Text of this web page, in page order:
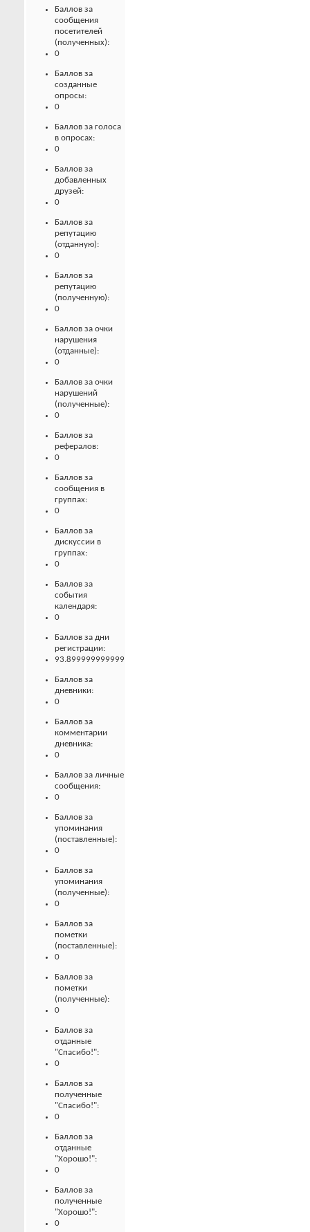
Баллов за
сообщения
посетителей
(полученных):
0
Баллов за
созданные
опросы:
0
Баллов за голоса
в опросах:
0
Баллов за
добавленных
друзей:
0
Баллов за
репутацию
(отданную):
0
Баллов за
репутацию
(полученную):
0
Баллов за очки
нарушения
(отданные):
0
Баллов за очки
нарушений
(полученные):
0
Баллов за
рефералов:
0
Баллов за
сообщения в
группах:
0
Баллов за
дискуссии в
группах:
0
Баллов за
события
календаря:
0
Баллов за дни
регистрации:
93.899999999999
Баллов за
дневники:
0
Баллов за
комментарии
дневника:
0
Баллов за личные
сообщения:
0
Баллов за
упоминания
(поставленные):
0
Баллов за
упоминания
(полученные):
0
Баллов за
пометки
(поставленные):
0
Баллов за
пометки
(полученные):
0
Баллов за
отданные
"Спасибо!":
0
Баллов за
полученные
"Спасибо!":
0
Баллов за
отданные
"Хорошо!":
0
Баллов за
полученные
"Хорошо!":
0